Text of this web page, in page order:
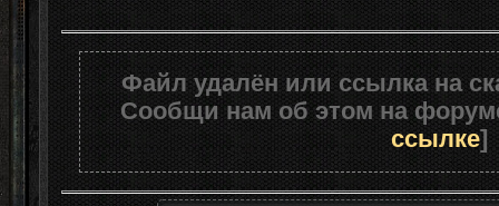
Файл удалён или ссылка на
Сообщи нам об этом на
ссылке]